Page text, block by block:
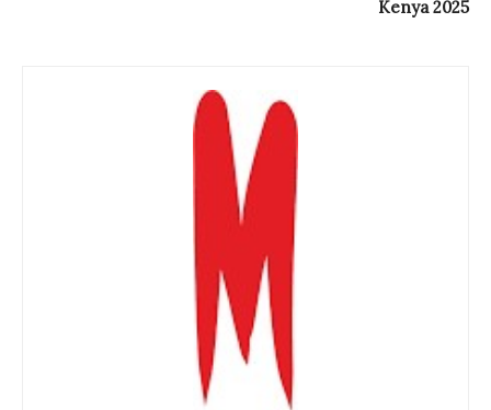
Kenya 2025